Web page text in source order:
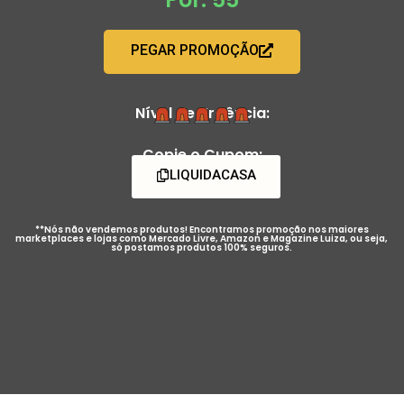
PEGAR PROMOÇÃO
Nível de Urgência:
Copie o Cupom:
LIQUIDACASA
**Nós não vendemos produtos! Encontramos promoção nos maiores
marketplaces e lojas como Mercado Livre, Amazon e Magazine Luiza, ou seja,
só postamos produtos 100% seguros.